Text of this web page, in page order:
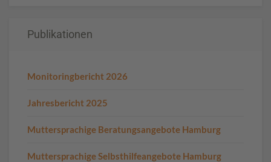
Publikationen
Monitoringbericht 2026
Jahresbericht 2025
Muttersprachige Beratungsangebote Hamburg
Muttersprachige Selbsthilfeangebote Hamburg